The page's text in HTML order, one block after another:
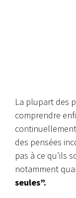
La plupart des
comprendre
des pensées
pas à ce qu’ils
notamment
seules”.